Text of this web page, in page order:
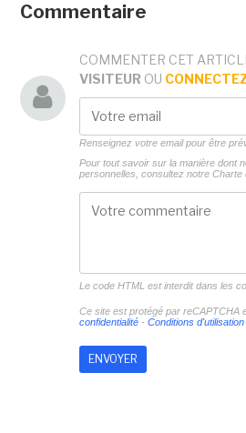
Commentaire
COMMENTER CET
VISITEUR OU
Renseignez votre email pour être
Pour tout savoir sur la manière dont
personnelles, consultez notre Charte
Le code HTML est interdit dans les
Ce site est protégé par reCAPTCHA
confidentialité- Conditions d'utilisation